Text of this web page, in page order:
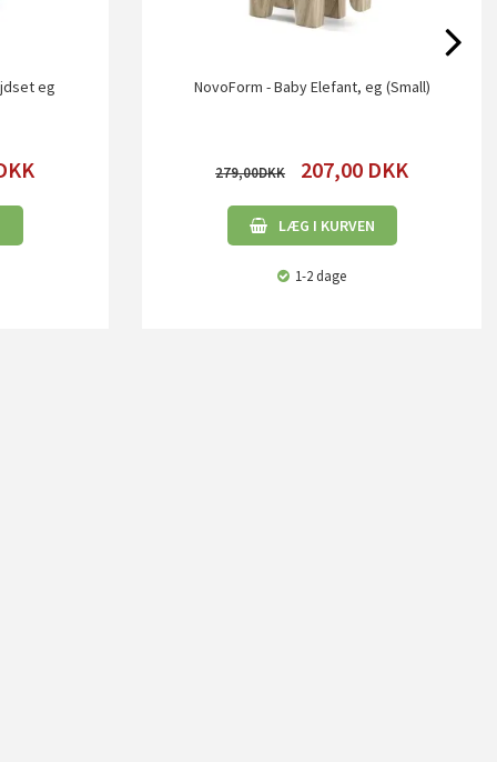
eg NovoForm - Baby Elefant, eg (Small)
279,00 207,00 DKK
LÆG I KURVEN
1-2 dage